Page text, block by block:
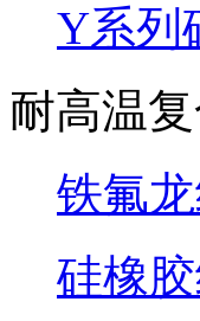
Y系列
耐高温
铁氟
硅橡